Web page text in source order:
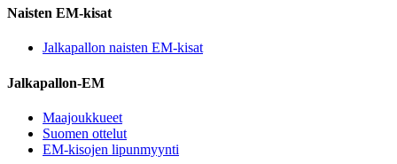
Naisten EM-kisat
Jalkapallon naisten EM-kisat
Jalkapallon-EM
Maajoukkueet
Suomen ottelut
EM-kisojen lipunmyynti